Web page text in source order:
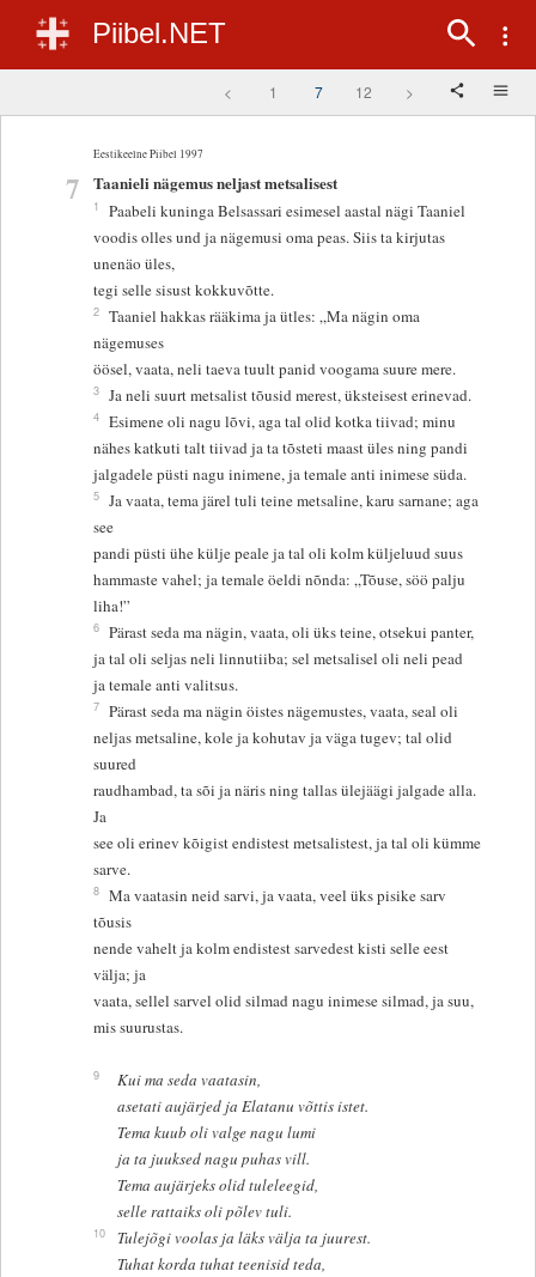
Piibel.NET
< 1 7 12 >
Eestikeelne Piibel 1997
7 Taanieli nägemus neljast metsalisest
1
Paabeli kuninga Belsassari esimesel aastal nägi Taaniel
voodis olles und ja nägemusi oma peas. Siis ta kirjutas
unenäo üles,
tegi selle sisust kokkuvõtte.
2 Taaniel hakkas rääkima ja ütles: „Ma nägin oma
nägemuses
öösel, vaata, neli taeva tuult panid voogama suure mere.
3 Ja neli suurt metsalist tõusid merest, üksteisest erinevad.
4 Esimene oli nagu lõvi, aga tal olid kotka tiivad; minu
nähes katkuti talt tiivad ja ta tõsteti maast üles ning pandi
jalgadele püsti nagu inimene, ja temale anti inimese süda.
5 Ja vaata, tema järel tuli teine metsaline, karu sarnane; aga
see
pandi püsti ühe külje peale ja tal oli kolm küljeluud suus
hammaste vahel; ja temale öeldi nõnda: „Tõuse, söö palju
liha!”
6 Pärast seda ma nägin, vaata, oli üks teine, otsekui panter,
ja tal oli seljas neli linnutiiba; sel metsalisel oli neli pead
ja temale anti valitsus.
7 Pärast seda ma nägin öistes nägemustes, vaata, seal oli
neljas metsaline, kole ja kohutav ja väga tugev; tal olid
suured
raudhambad, ta sõi ja näris ning tallas ülejäägi jalgade alla.
Ja
see oli erinev kõigist endistest metsalistest, ja tal oli kümme
sarve.
8 Ma vaatasin neid sarvi, ja vaata, veel üks pisike sarv
tõusis
nende vahelt ja kolm endistest sarvedest kisti selle eest
välja; ja
vaata, sellel sarvel olid silmad nagu inimese silmad, ja suu,
mis suurustas.
9
Kui ma seda vaatasin,
asetati aujärjed ja Elatanu võttis istet.
Tema kuub oli valge nagu lumi
ja ta juuksed nagu puhas vill.
Tema aujärjeks olid tuleleegid,
selle rattaiks oli põlev tuli.
10
Tulejõgi voolas ja läks välja ta juurest.
Tuhat korda tuhat teenisid teda,